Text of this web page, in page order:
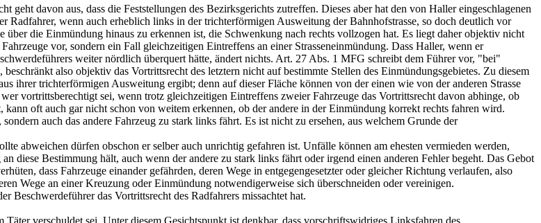
davon aus, dass die Feststellungen des Bezirksgerichts zutreffen. Dieses aber hat den von Haller eingeschlagenen
Radfahrer, wenn auch erheblich links in der trichterförmigen Ausweitung der Bahnhofstrasse, so doch deutlich vor
die Einmündung hinaus zu erkennen ist, die Schwenkung nach rechts vollzogen hat. Es liegt daher objektiv nicht
vor, sondern ein Fall gleichzeitigen Eintreffens an einer Strasseneinmündung. Dass Haller, wenn er
weiter nördlich überquert hätte, ändert nichts. Art. 27 Abs. 1 MFG schreibt dem Führer vor, "bei"
also objektiv das Vortrittsrecht des letztern nicht auf bestimmte Stellen des Einmündungsgebietes. Zu diesem
ihrer trichterförmigen Ausweitung ergibt; denn auf dieser Fläche können von der einen wie von der anderen Strasse
vortrittsberechtigt sei, wenn trotz gleichzeitigen Eintreffens zweier Fahrzeuge das Vortrittsrecht davon abhinge, ob
oft auch gar nicht schon von weitem erkennen, ob der andere in der Einmündung korrekt rechts fahren wird.
auch das andere Fahrzeug zu stark links fährt. Es ist nicht zu ersehen, aus welchem Grunde der
abweichen dürfen obschon er selber auch unrichtig gefahren ist. Unfälle können am ehesten vermieden werden,
diese Bestimmung hält, auch wenn der andere zu stark links fährt oder irgend einen anderen Fehler begeht. Das Gebot
dass Fahrzeuge einander gefährden, deren Wege in entgegengesetzter oder gleicher Richtung verlaufen, also
Wege an einer Kreuzung oder Einmündung notwendigerweise sich überschneiden oder vereinigen.
Beschwerdeführer das Vortrittsrecht des Radfahrers missachtet hat.
verschuldet sei. Unter diesem Gesichtspunkt ist denkbar, dass vorschriftswidriges Linksfahren des